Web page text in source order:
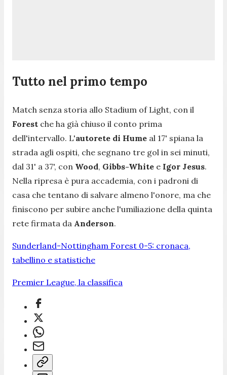
Tutto nel primo tempo
Match senza storia allo Stadium of Light, con il
Forest che ha già chiuso il conto prima
dell'intervallo. L'autorete di Hume al 17' spiana la
strada agli ospiti, che segnano tre gol in sei minuti,
dal 31' a 37', con Wood, Gibbs-White e Igor Jesus.
Nella ripresa è pura accademia, con i padroni di
casa che tentano di salvare almeno l'onore, ma che
finiscono per subire anche l'umiliazione della quinta
rete firmata da Anderson.
Sunderland-Nottingham Forest 0-5: cronaca,
tabellino e statistiche
Premier League, la classifica